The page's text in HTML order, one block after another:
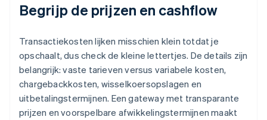
Begrijp de prijzen en cashflow
Transactiekosten lijken misschien klein totdat je
opschaalt, dus check de kleine lettertjes. De details zijn
belangrijk: vaste tarieven versus variabele kosten,
chargebackkosten, wisselkoersopslagen en
uitbetalingstermijnen. Een gateway met transparante
prijzen en voorspelbare afwikkelingstermijnen maakt